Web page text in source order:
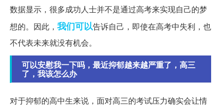
数据显示，很多成功人士并不是通过高考来实现自己的梦
想的。因此， 我们可以告诉自己，即使在高考中失利，也
不代表未来就没有机会。
可以安慰我一下吗，最近抑郁越来越严重了，高三
了，我该怎么办
对于抑郁的高中生来说，面对高三的考试压力确实会让情